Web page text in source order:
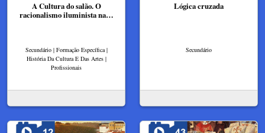
A Cultura do salão. O
racionalismo iluminista na…
Secundário | Formação Específica |
História Da Cultura E Das Artes |
Profissionais
Lógica cruzada
Secundário